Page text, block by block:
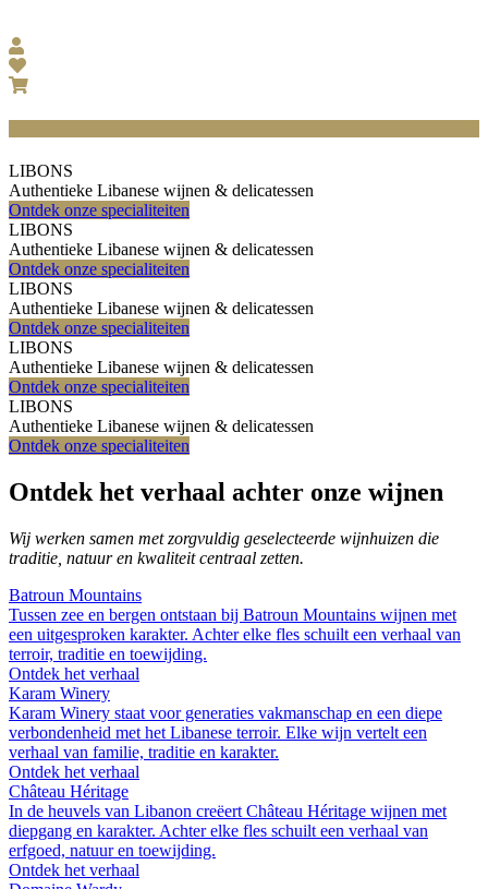
LIBONS
Authentieke Libanese wijnen & delicatessen
Ontdek onze specialiteiten
LIBONS
Authentieke Libanese wijnen & delicatessen
Ontdek onze specialiteiten
LIBONS
Authentieke Libanese wijnen & delicatessen
Ontdek onze specialiteiten
LIBONS
Authentieke Libanese wijnen & delicatessen
Ontdek onze specialiteiten
LIBONS
Authentieke Libanese wijnen & delicatessen
Ontdek onze specialiteiten
Ontdek het verhaal achter onze wijnen
Wij werken samen met zorgvuldig geselecteerde wijnhuizen die
traditie, natuur en kwaliteit centraal zetten.
Batroun Mountains
Tussen zee en bergen ontstaan bij Batroun Mountains wijnen met
een uitgesproken karakter. Achter elke fles schuilt een verhaal van
terroir, traditie en toewijding.
Ontdek het verhaal
Karam Winery
Karam Winery staat voor generaties vakmanschap en een diepe
verbondenheid met het Libanese terroir. Elke wijn vertelt een
verhaal van familie, traditie en karakter.
Ontdek het verhaal
Château Héritage
In de heuvels van Libanon creëert Château Héritage wijnen met
diepgang en karakter. Achter elke fles schuilt een verhaal van
erfgoed, natuur en toewijding.
Ontdek het verhaal